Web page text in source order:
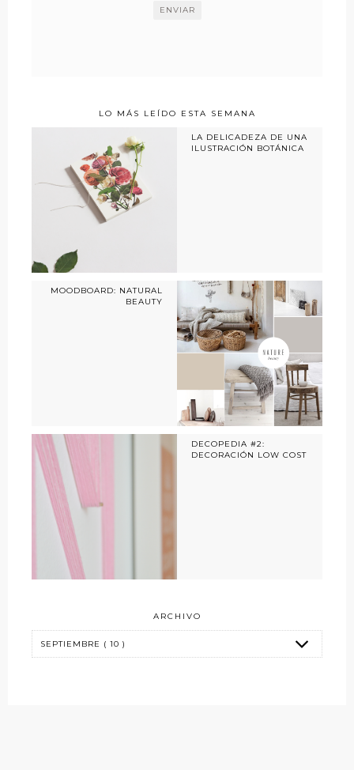
LO MÁS LEÍDO ESTA SEMANA
LA DELICADEZA DE UNA
ILUSTRACIÓN BOTÁNICA
MOODBOARD: NATURAL
BEAUTY
DECOPEDIA #2:
DECORACIÓN LOW COST
ARCHIVO